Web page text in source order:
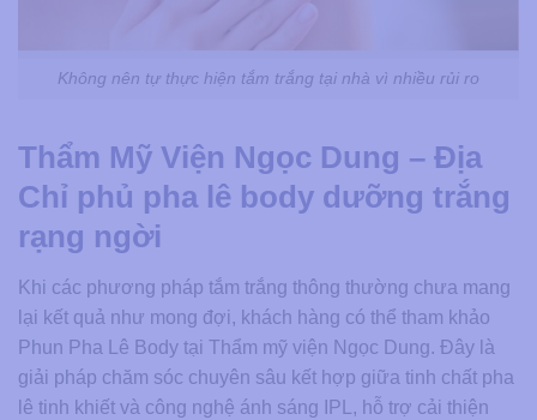
Không nên tự thực hiện tắm trắng tại nhà vì nhiều rủi ro
Thẩm Mỹ Viện Ngọc Dung – Địa
Chỉ phủ pha lê body dưỡng trắng
rạng ngời
Khi các phương pháp tắm trắng thông thường chưa mang
lại kết quả như mong đợi, khách hàng có thể tham khảo
Phun Pha Lê Body tại Thẩm mỹ viện Ngọc Dung. Đây là
giải pháp chăm sóc chuyên sâu kết hợp giữa tinh chất pha
lê tinh khiết và công nghệ ánh sáng IPL, hỗ trợ cải thiện